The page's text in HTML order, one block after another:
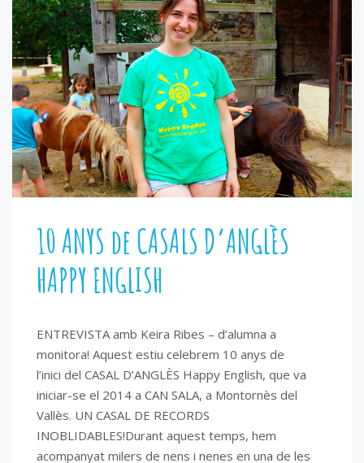
10 ANYS de CASALS D’ANGLÈS
HAPPY ENGLISH
ENTREVISTA amb Keira Ribes – d’alumna a
monitora! Aquest estiu celebrem 10 anys de
l’inici del CASAL D’ANGLÈS Happy English, que va
iniciar-se el 2014 a CAN SALA, a Montornès del
Vallès. UN CASAL DE RECORDS
INOBLIDABLES!Durant aquest temps, hem
acompanyat milers de nens i nenes en una de les